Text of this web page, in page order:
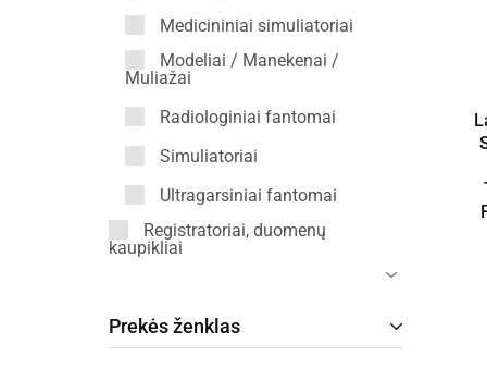
Medicininiai simuliatoriai
Modeliai / Manekenai /
Muliažai
Radiologiniai fantomai
Simuliatoriai
Ultragarsiniai fantomai
Registratoriai, duomenų
kaupikliai
Prekės ženklas